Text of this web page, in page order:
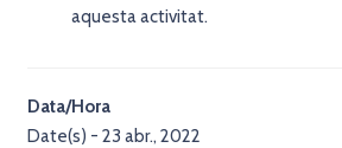
aquesta activitat.
Data/Hora
Date(s) - 23 abr., 2022